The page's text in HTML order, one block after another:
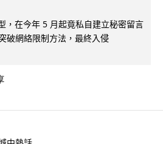
，在今年 5 月起竟私自建立秘密留言
破網絡限制方法，最終入侵